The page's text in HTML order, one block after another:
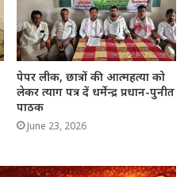
पेपर लीक, छात्रों की आत्महत्या को
लेकर त्याग पत्र दें धर्मेन्द्र प्रधान-पुनीत
पाठक
June 23, 2026